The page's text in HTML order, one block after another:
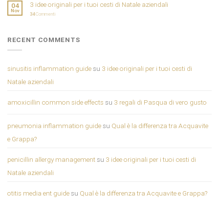
04
Nov
3 idee originali per i tuoi cesti di Natale aziendali
34Commenti
RECENT COMMENTS
sinusitis inflammation guidesu 3 idee originali per i tuoi cesti di
Natale aziendali
amoxicillin common side effects su 3 regali di Pasqua di vero gusto
pneumonia inflammation guidesu Qual è la differenza tra Acquavite
e Grappa?
penicillin allergy managementsu 3 idee originali per i tuoi cesti di
Natale aziendali
otitis media ent guidesu Qual è la differenza tra Acquavite e Grappa?